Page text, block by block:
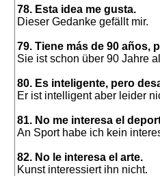
78. Esta idea me gusta.
Dieser Gedanke gefällt mir.
79. Tiene más de 90 años,
Sie ist schon über 90 Jahre
80. Es inteligente, pero
Er ist intelligent aber leider
81. No me interesa el
An Sport habe ich kein
82. No le interesa el arte.
Kunst interessiert ihn nicht.